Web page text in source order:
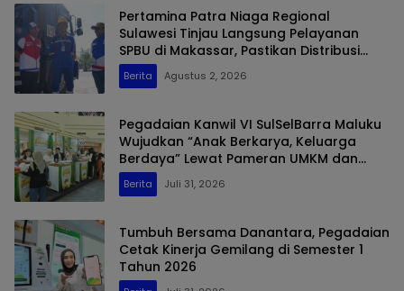
Pertamina Patra Niaga Regional
Sulawesi Tinjau Langsung Pelayanan
SPBU di Makassar, Pastikan Distribusi
Biosolar Berjalan Optimal
Berita Agustus 2, 2026
Pegadaian Kanwil VI SulSelBarra Maluku
Wujudkan “Anak Berkarya, Keluarga
Berdaya” Lewat Pameran UMKM dan
Bazar Emas
Berita Juli 31, 2026
Tumbuh Bersama Danantara, Pegadaian
Cetak Kinerja Gemilang di Semester 1
Tahun 2026